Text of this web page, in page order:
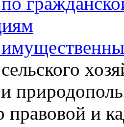
правовой и